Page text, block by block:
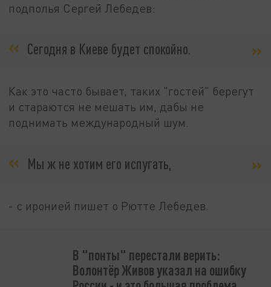
подполья Сергей Лебедев:
Сегодня в Киеве будет спокойно.
Как это часто бывает, таких "гостей" берегут
и стараются не мешать им, дабы не
поднимать международный шум.
Мы ж не хотим его испугать,
- с иронией пишет о Рютте Лебедев.
В "понты" перестали верить:
Волонтёр Живов указал на ошибку